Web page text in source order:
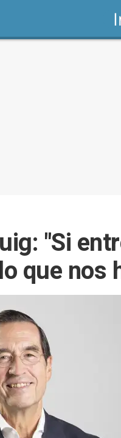
"Si
que nos